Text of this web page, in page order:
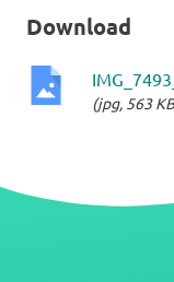
Download
(jpg, 563